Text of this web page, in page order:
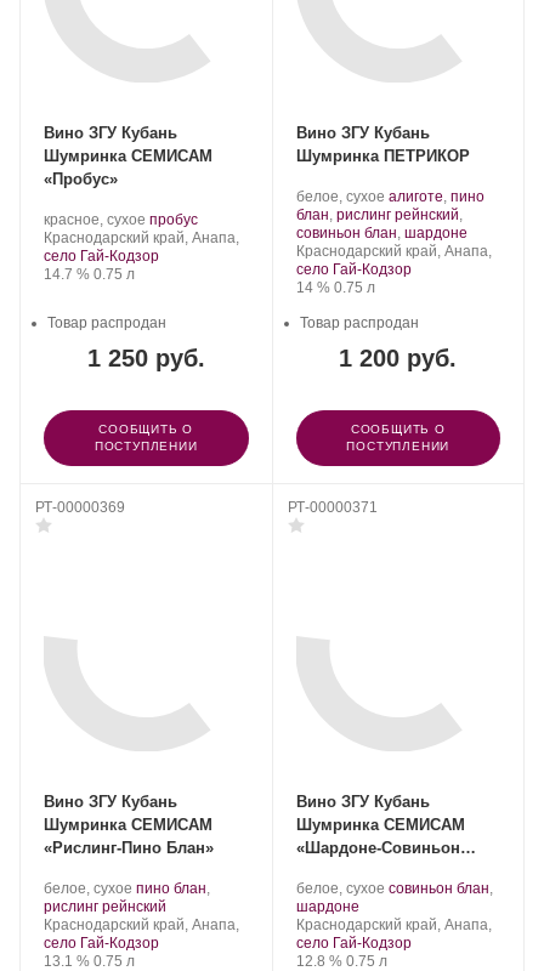
Вино ЗГУ Кубань
Шумринка СЕМИСАМ
«Пробус»
Производитель:
Шумринка.
красное, сухое .
Сорт
винограда:
пробус.
Регион:
Краснодарский край, Анапа,
село Гай-Кодзор
Крепость
14.7 %. Объем
0.75 л
1 250 руб.
Товар распродан
СООБЩИТЬ О
ПОСТУПЛЕНИИ
Вино ЗГУ Кубань
Шумринка ПЕТРИКОР
Производитель:
Шумринка.
белое, сухое .
Сорт
винограда:
алиготе, пино
блан, рислинг рейнский,
совиньон блан, шардоне.
Регион:
Краснодарский край, Анапа,
село Гай-Кодзор
Крепость
14 %. Объем
0.75 л
1 200 руб.
Товар распродан
СООБЩИТЬ О
ПОСТУПЛЕНИИ
РТ-00000369
Вино ЗГУ Кубань
Шумринка СЕМИСАМ
«Рислинг-Пино Блан»
Производитель:
Шумринка.
белое, сухое .
Сорт
винограда:
пино блан,
рислинг рейнский
Регион:
Краснодарский край, Анапа,
село Гай-Кодзор
Крепость
13.1 %. Объем
0.75 л
РТ-00000371
Вино ЗГУ Кубань
Шумринка СЕМИСАМ
«Шардоне-Совиньон
Производитель:
Шумринка.
белое, сухое .
винограда:
совиньон блан,
шардоне.
Регион:
Краснодарский край, Анапа,
село Гай-Кодзор
Крепость
12.8 %. Объем
0.75 л